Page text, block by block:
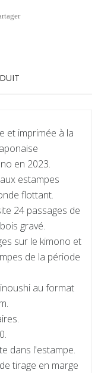
et imprimée à la
en 2023.
estampes
flottant.
24 passages de
gravé.
sur le kimono et
de la période
au format
dans l'estampe.
tirage en marge